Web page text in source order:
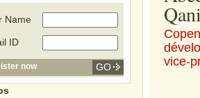
Name
ID
now
vice-